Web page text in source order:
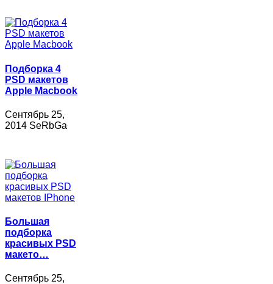
Подборка 4
PSD макетов
Apple Macbook
Сентябрь 25,
2014 SeRbGa
Большая
подборка
красивых PSD
макето…
Сентябрь 25,